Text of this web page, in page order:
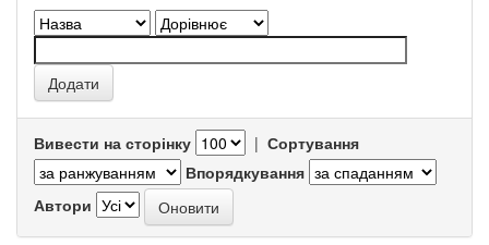
Вивести на сторінку | Сортування
Впорядкування
Автори